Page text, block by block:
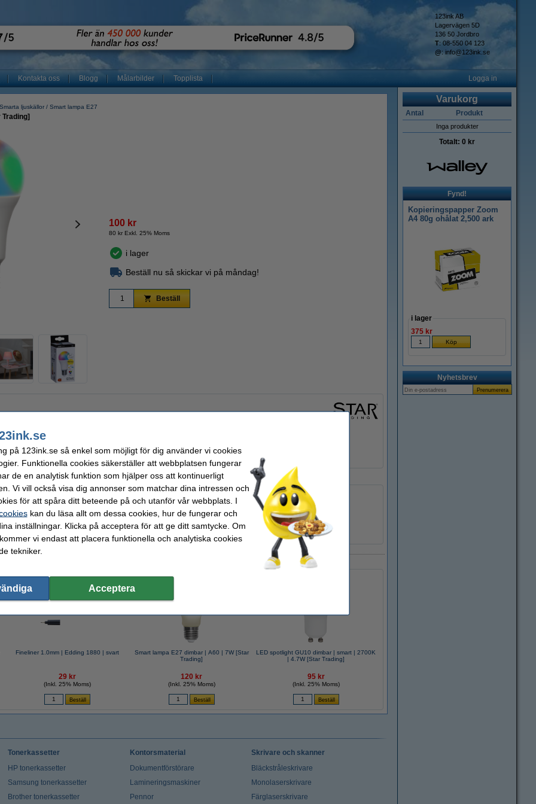
123ink AB
Lagervägen 5D
136 50 Jordbro
T: 08-550 04 123
@: info@123ink.se
Kontakta oss Blogg Målarbilder Topplista Logga in
Smarta ljuskällor Smart lampa E27
100 kr
80 kr Exkl. 25% Moms
i lager
Beställ nu så skickar vi på måndag!
Beställ
styras med hjälp av appen Smart Life.
från Google Home eller Amazon Alexa.
Spänning:
220 - 240 V
Ljusflöde:
806
W) Färgtemperatur:
2.700 K
Lystid:
25.000 tim
RGB+W
ofta även dessa produkter!
Fineliner 1.0mm | Edding 1880 | svart
29 kr
(Inkl. 25% Moms)
Smart lampa E27 dimbar | A60 | 7W [Star
Trading]
120 kr
(Inkl. 25% Moms)
LED spotlight GU10 dimbar | smart | 2700K
| 4.7W [Star Trading]
95 kr
(Inkl. 25% Moms)
Varukorg
Antal Produkt
Inga produkter
Totalt: 0 kr
Fynd!
Kopieringspapper Zoom
A4 80g ohålat 2,500 ark
i lager
375 kr
Nyhetsbrev
Tonerkassetter
HP tonerkassetter
Samsung tonerkassetter
Brother tonerkassetter
Kontorsmaterial
Dokumentförstörare
Lamineringsmaskiner
Pennor
Skrivare och skanner
Bläckstråleskrivare
Monolaserskrivare
Färglaserskrivare
på 123ink.se så enkel som möjligt för dig använder vi cookies
Funktionella cookies säkerställer att webbplatsen fungerar
de en analytisk funktion som hjälper oss att kontinuerligt
Vi vill också visa dig annonser som matchar dina intressen och
för att spåra ditt beteende på och utanför vår webbplats. I
kan du läsa allt om dessa cookies, hur de fungerar och
inställningar. Klicka på acceptera för att ge ditt samtycke. Om
vi endast att placera funktionella och analytiska cookies
tekniker.
Acceptera